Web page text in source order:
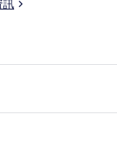
訊
椰林海灘文旅